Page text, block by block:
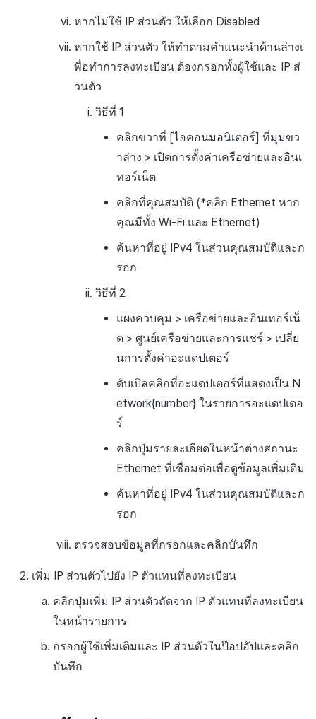
หากไม่ใช้ IP ส่วนตัว ให้เลือก Disabled
หากใช้ IP ส่วนตัว ให้ทำตามคำแนะนำด้านล่างเ
พื่อทำการลงทะเบียน ต้องกรอกทั้งผู้ใช้และ IP ส่
วนตัว
วิธีที่ 1
คลิกขวาที่ [ไอคอนมอนิเตอร์] ที่มุมขว
าล่าง > เปิดการตั้งค่าเครือข่ายและอินเ
ทอร์เน็ต
คลิกที่คุณสมบัติ (*คลิก Ethernet หาก
คุณมีทั้ง Wi-Fi และ Ethernet)
ค้นหาที่อยู่ IPv4 ในส่วนคุณสมบัติและก
รอก
วิธีที่ 2
แผงควบคุม > เครือข่ายและอินเทอร์เน็
ต > ศูนย์เครือข่ายและการแชร์ > เปลี่ย
นการตั้งค่าอะแดปเตอร์
ดับเบิลคลิกที่อะแดปเตอร์ที่แสดงเป็น N
etwork{number} ในรายการอะแดปเตอ
ร์
คลิกปุ่มรายละเอียดในหน้าต่างสถานะ
Ethernet ที่เชื่อมต่อเพื่อดูข้อมูลเพิ่มเติม
ค้นหาที่อยู่ IPv4 ในส่วนคุณสมบัติและก
รอก
ตรวจสอบข้อมูลที่กรอกและคลิกบันทึก
เพิ่ม IP ส่วนตัวไปยัง IP ตัวแทนที่ลงทะเบียน
คลิกปุ่มเพิ่ม IP ส่วนตัวถัดจาก IP ตัวแทนที่ลงทะเบียน
ในหน้ารายการ
กรอกผู้ใช้เพิ่มเติมและ IP ส่วนตัวในป๊อปอัปและคลิก
บันทึก